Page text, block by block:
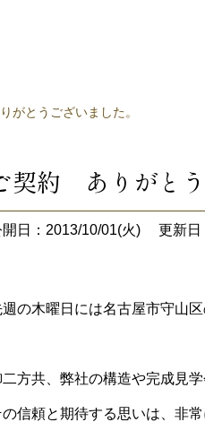
がとうございました。
契約 ありがとう
開日：2013/10/01(火) 更新日
週の木曜日には名古屋市守山
二方共、弊社の構造や完成見
の信頼と期待する思いは、非